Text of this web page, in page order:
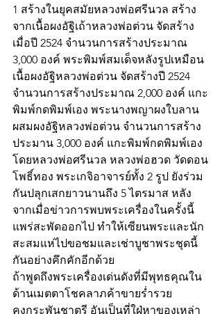
1 สร้างในยุคสมัยหลวงพ่อศรีนวล สร้าง
จากเนื้อผงอัฐิเถ้าหลวงพ่อต่วน จัดสร้าง
เมื่อปี 2524 จำนวนการสร้างประมาณ
3,000 องค์ พระพิมพ์สมเด็จหลังรูปเหมือน
เนื้อผงอัฐิหลวงพ่อต่วน จัดสร้างปี 2524
จำนวนการสร้างประมาณ 2,000 องค์ แกะ
พิมพ์กดพิมพ์เอง พระนางพญาผงใบลาน
ผสมผงอัฐิหลวงพ่อต่วน จำนวนการสร้าง
ประมาน 3,000 องค์ แกะพิมพ์กดพิมพ์เอง
โดยหลวงพ่อศรีนวล หลวงพ่อฮวด วัดดอน
โพธิ์ทอง พระเกจิอาจารย์ทั้ง 2 รูป ยังร่วม
กันปลุกเสกยาวนานถึง 5 ไตรมาส หลัง
จากเมื่อข่าวการพบพระเครื่องในครั้งนี้
แพร่สะพัดออกไป ทำให้เซียนพระและนัก
สะสมแห่ไปขอชมและเช่าบูชาพระชุดนี้
กันอย่างคึกคักอีกด้วย
ถ้าพูดถึงพระเครื่องเด่นดังที่มีพุทธคุณใน
ด้านเมตตาโชคลาภค้าขายร่ำรวย
คงกระพันชาตรี อันเป็นที่ใฝ่หาของเหล่า